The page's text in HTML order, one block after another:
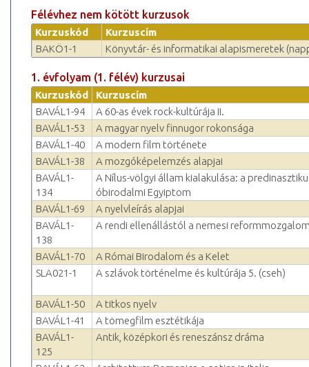
Félévhez nem kötött kurzusok
Kurzuskód
Kurzuscím
BAKÖ1-1
Könyvtár- és informatikai alapismeretek
1. évfolyam (1. félév) kurzusai
Kurzuskód
Kurzuscím
BAVÁL1-94
A 60-as évek rock-kultúrája II.
BAVÁL1-53
A magyar nyelv finnugor rokonsága
BAVÁL1-40
A modern film története
BAVÁL1-38
A mozgóképelemzés alapjai
BAVÁL1-
134
A Nílus-völgyi állam kialakulása: a
óbirodalmi Egyiptom
BAVÁL1-69
A nyelvleírás alapjai
BAVÁL1-
138
A rendi ellenállástól a nemesi
BAVÁL1-70
A Római Birodalom és a Kelet
SLA021-1
A szlávok történelme és kultúrája 5. (cseh)
BAVÁL1-50
A titkos nyelv
BAVÁL1-41
A tömegfilm esztétikája
BAVÁL1-
125
Antik, középkori és reneszánsz dráma